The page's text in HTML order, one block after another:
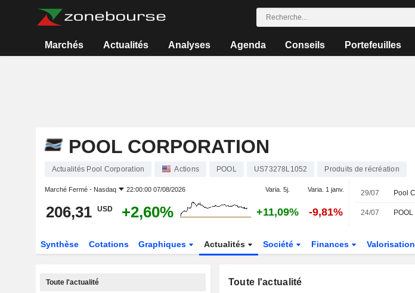
Marchés Actualités Analyses Agenda Conseils Portefeuilles
POOL CORPORATION
Actualités Pool Corporation Actions POOL US73278L1052 Produits de récréation
Marché Fermé - Nasdaq 22:00:00 07/08/2026 Varia. 5j. Varia. 1 janv.
206,31 USD +2,60% +11,09% -9,81%
29/07
24/07
Synthèse Cotations Graphiques Actualités Société Finances Valorisation
Toute l'actualité
Toute l'actualité